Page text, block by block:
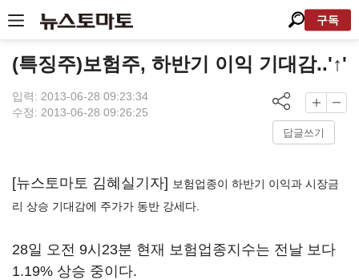
구독
(특징주)보험주, 하반기 이익 기대감..'↑'
입력: 2013-06-28 09:23:34
수정: 2013-06-28 09:26:25
답글쓰기
[뉴스토마토 김혜실기자] 보험업종이 하반기 이익과 시장금
리 상승 기대감에 주가가 동반 강세다.
28일 오전 9시23분 현재 보험업종지수는 전날 보다
1.19% 상승 중이다.